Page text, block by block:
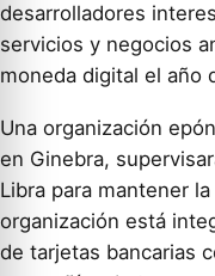
desarrolladores
servicios y negocios
moneda digital el año
Una organización
en Ginebra,
Libra para mantener
organización está
de tarjetas bancarias